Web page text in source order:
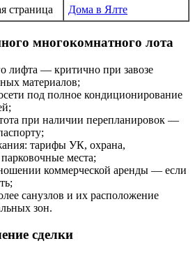
страница Дома в Ялте
многокомнатного лота
лифта — критично при завозе
материалов;
под полное кондиционирование
при наличии перепланировок —
тарифы УК, охрана,
места;
коммерческой аренды — если
санузлов и их расположение
зон.
сделки